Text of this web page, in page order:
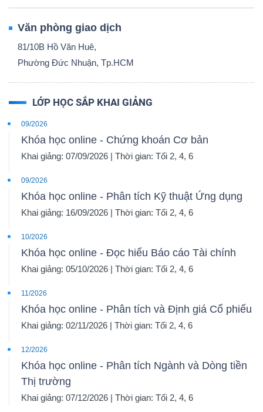
Văn phòng giao dịch
81/10B Hồ Văn Huê,
Phường Đức Nhuận, Tp.HCM
LỚP HỌC SẮP KHAI GIẢNG
09/2026
Khóa học online - Chứng khoán Cơ bản
Khai giảng: 07/09/2026 | Thời gian: Tối 2, 4, 6
09/2026
Khóa học online - Phân tích Kỹ thuật Ứng dụng
Khai giảng: 16/09/2026 | Thời gian: Tối 2, 4, 6
10/2026
Khóa học online - Đọc hiểu Báo cáo Tài chính
Khai giảng: 05/10/2026 | Thời gian: Tối 2, 4, 6
11/2026
Khóa học online - Phân tích và Định giá Cổ phiếu
Khai giảng: 02/11/2026 | Thời gian: Tối 2, 4, 6
12/2026
Khóa học online - Phân tích Ngành và Dòng tiền
Thị trường
Khai giảng: 07/12/2026 | Thời gian: Tối 2, 4, 6